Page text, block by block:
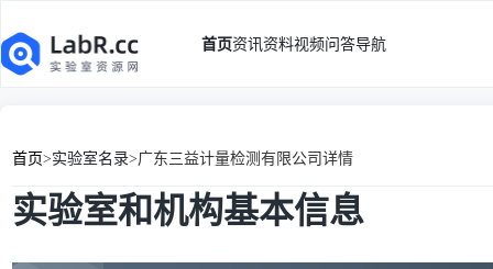
首页资讯资料视频问答导航
首页>实验室名录>广东三益计量检测有限公司详情
实验室和机构基本信息